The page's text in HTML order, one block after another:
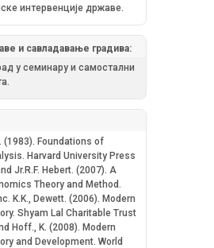
интервенције државе.
и савладавање градива:
у семинару и самостални
(1983). Foundations of
Harvard University Press
Jr.R.F. Hebert. (2007). A
Theory and Method.
K.K., Dewett. (2006). Modern
Shyam Lal Charitable Trust
Hoff., K. (2008). Modern
and Development. World